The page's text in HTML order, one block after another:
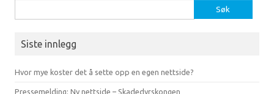
Siste innlegg
Hvor mye koster det å sette opp en egen nettside?
Pressemelding: Ny nettside – Skadedyrskongen